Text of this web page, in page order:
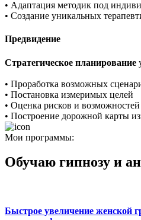
• Адаптация методик под
• Создание уникальных
Предвидение
Стратегическое планирование
• Проработка возможных
• Постановка измеримых целей
• Оценка рисков и возможностей
• Построение дорожной карты
Мои программы:
Обучаю гипнозу и
Быстрое увеличение женской